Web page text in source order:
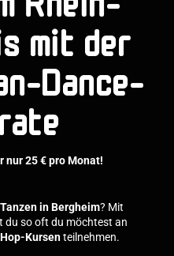
mit der
Dance-
nur 25 € pro Monat!
Tanzen in Bergheim? Mit
du so oft du möchtest an
Kursenteilnehmen.